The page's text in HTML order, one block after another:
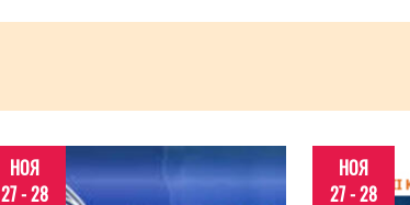
НОЯ
27 - 28
НОЯ
27 - 28